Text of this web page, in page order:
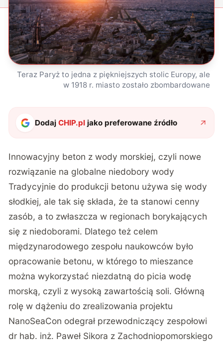
Teraz Paryż to jedna z piękniejszych stolic Europy, ale
w 1918 r. miasto zostało zbombardowane
DodajCHIP.pl jako preferowane źródło
Innowacyjny beton z wody morskiej, czyli nowe
rozwiązanie na globalne niedobory wody
Tradycyjnie do produkcji betonu używa się wody
słodkiej, ale tak się składa, że ta stanowi cenny
zasób, a to zwłaszcza w regionach borykających
się z niedoborami. Dlatego też celem
międzynarodowego zespołu naukowców było
opracowanie betonu, w którego to mieszance
można wykorzystać niezdatną do picia wodę
morską, czyli z wysoką zawartością soli. Główną
rolę w dążeniu do zrealizowania projektu
NanoSeaCon odegrał przewodniczący zespołowi
dr hab. inż. Paweł Sikora z Zachodniopomorskiego